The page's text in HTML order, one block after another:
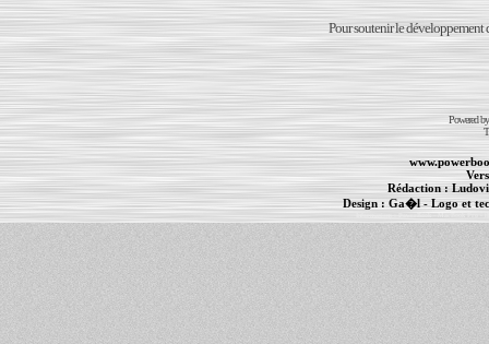
Pour soutenir le développement
Powered
Rédaction :
Design : Ga�l- Logo et
PowerBook- MacBook Pro